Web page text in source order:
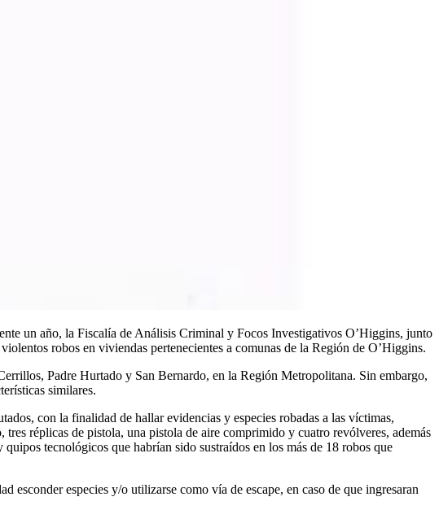
un año, la Fiscalía de Análisis Criminal y Focos Investigativos O’Higgins, junto
robos en viviendas pertenecientes a comunas de la Región de O’Higgins.
Padre Hurtado y San Bernardo, en la Región Metropolitana. Sin embargo,
similares.
con la finalidad de hallar evidencias y especies robadas a las víctimas,
réplicas de pistola, una pistola de aire comprimido y cuatro revólveres, además
tecnológicos que habrían sido sustraídos en los más de 18 robos que
especies y/o utilizarse como vía de escape, en caso de que ingresaran